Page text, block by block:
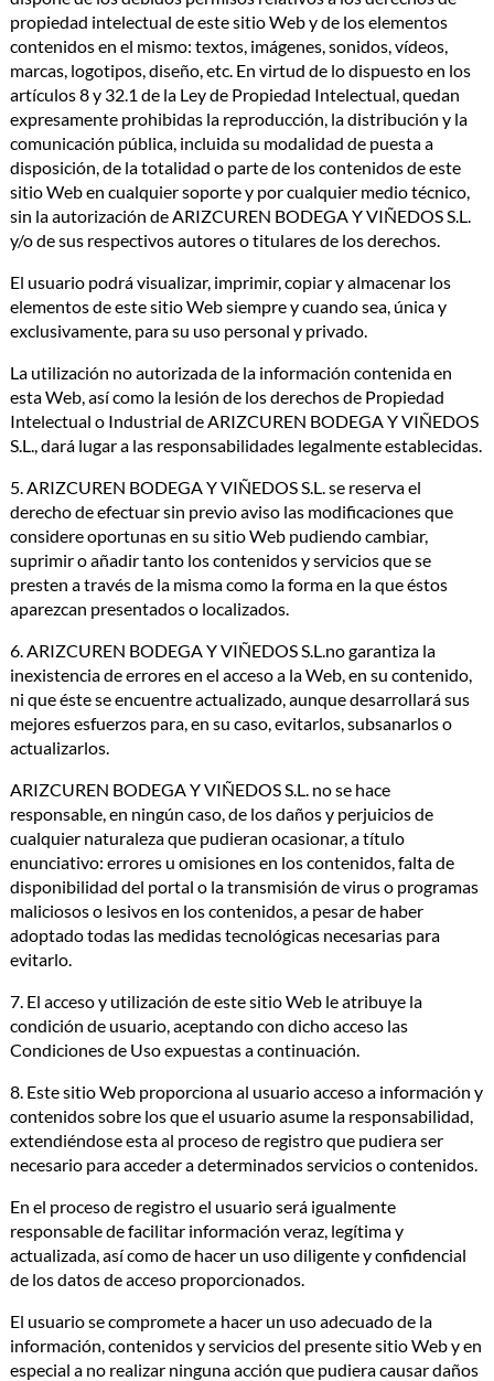
propiedad intelectual de este sitio Web y de los elementos
contenidos en el mismo: textos, imágenes, sonidos, vídeos,
marcas, logotipos, diseño, etc. En virtud de lo dispuesto en los
artículos 8 y 32.1 de la Ley de Propiedad Intelectual, quedan
expresamente prohibidas la reproducción, la distribución y la
comunicación pública, incluida su modalidad de puesta a
disposición, de la totalidad o parte de los contenidos de este
sitio Web en cualquier soporte y por cualquier medio técnico,
sin la autorización de ARIZCUREN BODEGA Y VIÑEDOS S.L.
y/o de sus respectivos autores o titulares de los derechos.
El usuario podrá visualizar, imprimir, copiar y almacenar los
elementos de este sitio Web siempre y cuando sea, única y
exclusivamente, para su uso personal y privado.
La utilización no autorizada de la información contenida en
esta Web, así como la lesión de los derechos de Propiedad
Intelectual o Industrial de ARIZCUREN BODEGA Y VIÑEDOS
S.L., dará lugar a las responsabilidades legalmente establecidas.
5. ARIZCUREN BODEGA Y VIÑEDOS S.L. se reserva el
derecho de efectuar sin previo aviso las modificaciones que
considere oportunas en su sitio Web pudiendo cambiar,
suprimir o añadir tanto los contenidos y servicios que se
presten a través de la misma como la forma en la que éstos
aparezcan presentados o localizados.
6. ARIZCUREN BODEGA Y VIÑEDOS S.L.no garantiza la
inexistencia de errores en el acceso a la Web, en su contenido,
ni que éste se encuentre actualizado, aunque desarrollará sus
mejores esfuerzos para, en su caso, evitarlos, subsanarlos o
actualizarlos.
ARIZCUREN BODEGA Y VIÑEDOS S.L. no se hace
responsable, en ningún caso, de los daños y perjuicios de
cualquier naturaleza que pudieran ocasionar, a título
enunciativo: errores u omisiones en los contenidos, falta de
disponibilidad del portal o la transmisión de virus o programas
maliciosos o lesivos en los contenidos, a pesar de haber
adoptado todas las medidas tecnológicas necesarias para
evitarlo.
7. El acceso y utilización de este sitio Web le atribuye la
condición de usuario, aceptando con dicho acceso las
Condiciones de Uso expuestas a continuación.
8. Este sitio Web proporciona al usuario acceso a información y
contenidos sobre los que el usuario asume la responsabilidad,
extendiéndose esta al proceso de registro que pudiera ser
necesario para acceder a determinados servicios o contenidos.
En el proceso de registro el usuario será igualmente
responsable de facilitar información veraz, legítima y
actualizada, así como de hacer un uso diligente y confidencial
de los datos de acceso proporcionados.
El usuario se compromete a hacer un uso adecuado de la
información, contenidos y servicios del presente sitio Web y en
especial a no realizar ninguna acción que pudiera causar daños